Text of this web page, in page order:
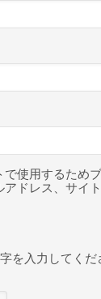
で使用するため
ドレス、サイト
を入力してくだ